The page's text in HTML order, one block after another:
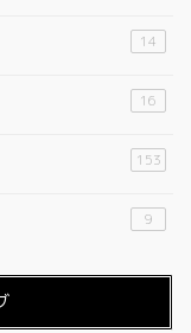
14
16
153
9